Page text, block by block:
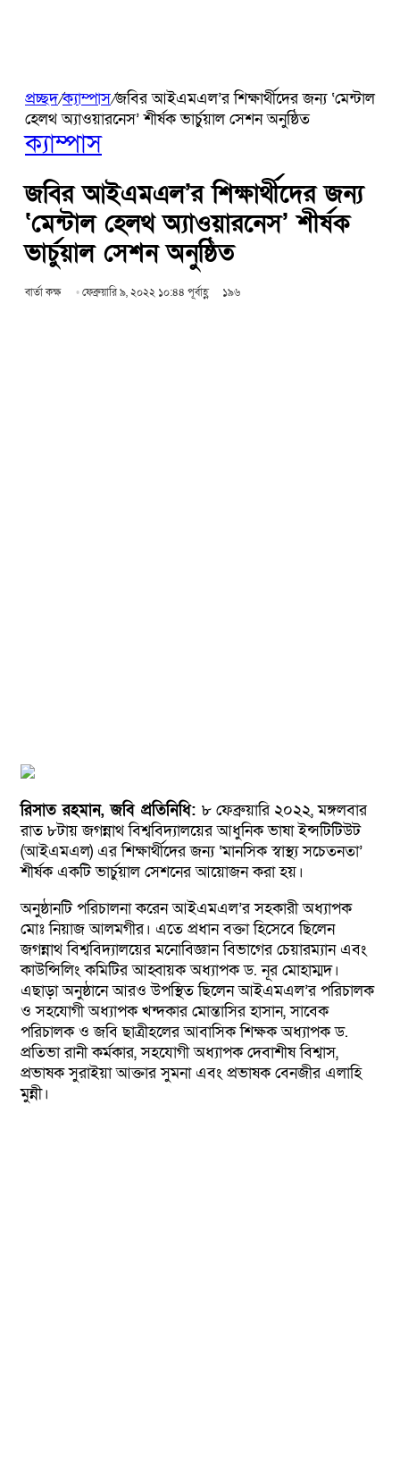
প্রচ্ছদ/ক্যাম্পাস/জবির আইএমএল’র শিক্ষার্থীদের জন্য ‘মেন্টাল
হেলথ অ্যাওয়ারনেস’ শীর্ষক ভার্চুয়াল সেশন অনুষ্ঠিত
ক্যাম্পাস
জবির আইএমএল’র শিক্ষার্থীদের জন্য
‘মেন্টাল হেলথ অ্যাওয়ারনেস’ শীর্ষক
ভার্চুয়াল সেশন অনুষ্ঠিত
বার্তা কক্ষ ফেব্রুয়ারি ৯, ২০২২ ১০:৪৪ পূর্বাহ্ণ ১৯৬
রিসাত রহমান, জবি প্রতিনিধি: ৮ ফেব্রুয়ারি ২০২২, মঙ্গলবার
রাত ৮টায় জগন্নাথ বিশ্ববিদ্যালয়ের আধুনিক ভাষা ইন্সটিটিউট
(আইএমএল) এর শিক্ষার্থীদের জন্য ‘মানসিক স্বাস্থ্য সচেতনতা’
শীর্ষক একটি ভার্চুয়াল সেশনের আয়োজন করা হয়।
অনুষ্ঠানটি পরিচালনা করেন আইএমএল’র সহকারী অধ্যাপক
মোঃ নিয়াজ আলমগীর। এতে প্রধান বক্তা হিসেবে ছিলেন
জগন্নাথ বিশ্ববিদ্যালয়ের মনোবিজ্ঞান বিভাগের চেয়ারম্যান এবং
কাউন্সিলিং কমিটির আহ্বায়ক অধ্যাপক ড. নূর মোহাম্মদ।
এছাড়া অনুষ্ঠানে আরও উপস্থিত ছিলেন আইএমএল’র পরিচালক
ও সহযোগী অধ্যাপক খন্দকার মোন্তাসির হাসান, সাবেক
পরিচালক ও জবি ছাত্রীহলের আবাসিক শিক্ষক অধ্যাপক ড.
প্রতিভা রানী কর্মকার, সহযোগী অধ্যাপক দেবাশীষ বিশ্বাস,
প্রভাষক সুরাইয়া আক্তার সুমনা এবং প্রভাষক বেনজীর এলাহি
মুন্নী।